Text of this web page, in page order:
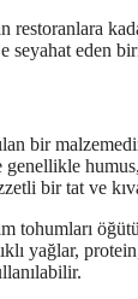
restoranlara
seyahat eden
bir
bir tat ve
tohumları
yağlar,